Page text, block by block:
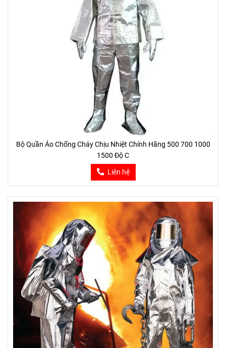
Bộ Quần Áo Chống Cháy Chịu Nhiệt Chính Hãng 500 700 1000
1500 Độ C
Liên hệ